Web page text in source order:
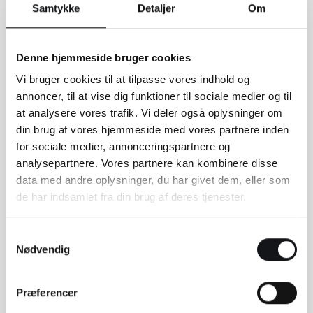
Samtykke Detaljer Om
Denne hjemmeside bruger cookies
Vi bruger cookies til at tilpasse vores indhold og
annoncer, til at vise dig funktioner til sociale medier og til
at analysere vores trafik. Vi deler også oplysninger om
din brug af vores hjemmeside med vores partnere inden
for sociale medier, annonceringspartnere og
analysepartnere. Vores partnere kan kombinere disse
data med andre oplysninger, du har givet dem, eller som
de har indsamlet fra din brug af deres tjenester.
Nødvendig
Præferencer
Tag testen: Er din hjemmeside
mobilvenlig?
skærmstørrelser? Google har udviklet et
analyseværktøj, som tester om din hjemmeside er
selvom testen viser at din hjemmeside er